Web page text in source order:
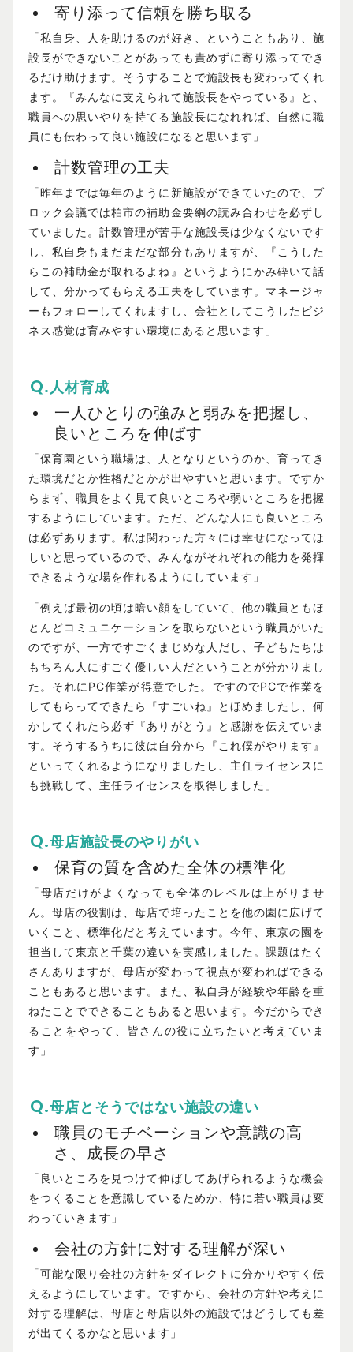
寄り添って信頼を勝ち取る
「私自身、人を助けるのが好き、ということもあり、施
設長ができないことがあっても責めずに寄り添ってでき
るだけ助けます。そうすることで施設長も変わってくれ
ます。『みんなに支えられて施設長をやっている』と、
職員への思いやりを持てる施設長になれれば、自然に職
員にも伝わって良い施設になると思います」
計数管理の工夫
「昨年までは毎年のように新施設ができていたので、ブ
ロック会議では柏市の補助金要綱の読み合わせを必ずし
ていました。計数管理が苦手な施設長は少なくないです
し、私自身もまだまだな部分もありますが、『こうした
らこの補助金が取れるよね』というようにかみ砕いて話
して、分かってもらえる工夫をしています。マネージャ
ーもフォローしてくれますし、会社としてこうしたビジ
ネス感覚は育みやすい環境にあると思います」
人材育成
一人ひとりの強みと弱みを把握し、
良いところを伸ばす
「保育園という職場は、人となりというのか、育ってき
た環境だとか性格だとかが出やすいと思います。ですか
らまず、職員をよく見て良いところや弱いところを把握
するようにしています。ただ、どんな人にも良いところ
は必ずあります。私は関わった方々には幸せになってほ
しいと思っているので、みんながそれぞれの能力を発揮
できるような場を作れるようにしています」
「例えば最初の頃は暗い顔をしていて、他の職員ともほ
とんどコミュニケーションを取らないという職員がいた
のですが、一方ですごくまじめな人だし、子どもたちは
もちろん人にすごく優しい人だということが分かりまし
た。それにPC作業が得意でした。ですのでPCで作業を
してもらってできたら『すごいね』とほめましたし、何
かしてくれたら必ず『ありがとう』と感謝を伝えていま
す。そうするうちに彼は自分から『これ僕がやります』
といってくれるようになりましたし、主任ライセンスに
も挑戦して、主任ライセンスを取得しました」
母店施設長のやりがい
保育の質を含めた全体の標準化
「母店だけがよくなっても全体のレベルは上がりませ
ん。母店の役割は、母店で培ったことを他の園に広げて
いくこと、標準化だと考えています。今年、東京の園を
担当して東京と千葉の違いを実感しました。課題はたく
さんありますが、母店が変わって視点が変わればできる
こともあると思います。また、私自身が経験や年齢を重
ねたことでできることもあると思います。今だからでき
ることをやって、皆さんの役に立ちたいと考えていま
す」
母店とそうではない施設の違い
職員のモチベーションや意識の高
さ、成長の早さ
「良いところを見つけて伸ばしてあげられるような機会
をつくることを意識しているためか、特に若い職員は変
わっていきます」
会社の方針に対する理解が深い
「可能な限り会社の方針をダイレクトに分かりやすく伝
えるようにしています。ですから、会社の方針や考えに
対する理解は、母店と母店以外の施設ではどうしても差
が出てくるかなと思います」